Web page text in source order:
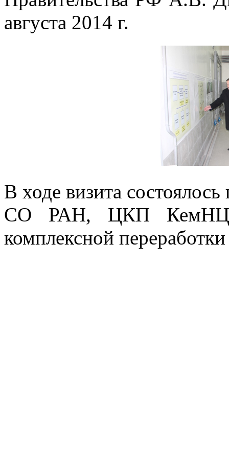
августа 2014 г.
В ходе визита
СО РАН, ЦКП КемНЦ
комплексной